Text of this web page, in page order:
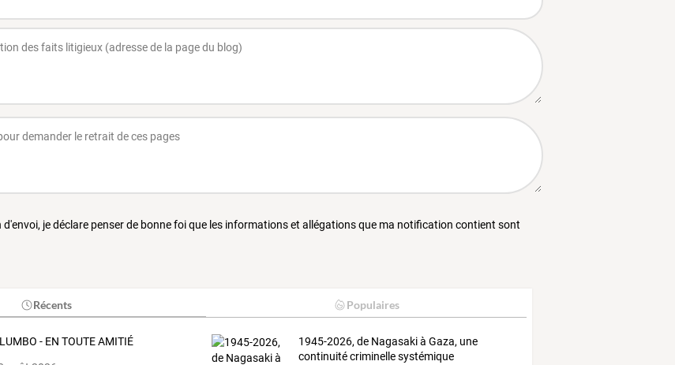
je déclare penser de bonne foi que les informations et allégations que ma notification contient sont
Récents Populaires
- EN TOUTE AMITIÉ
1945-2026, de Nagasaki à Gaza, une
continuité criminelle systémique